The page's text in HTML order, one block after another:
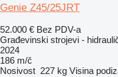
Genie Z45/25JRT
52.000 € Bez PDV-a
Građevinski strojevi -
2024
186 m/č
Nosivost 227 kg Visina